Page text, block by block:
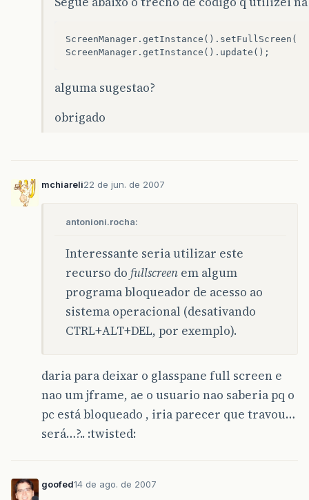
ScreenManager.getInstance().setFullScreen(
alguma sugestao?
obrigado
mchiareli22 de jun. de 2007
antonioni.rocha:
Interessante seria utilizar este
recurso do fullscreen em algum
programa bloqueador de acesso ao
sistema operacional (desativando
CTRL+ALT+DEL, por exemplo).
daria para deixar o glasspane full screen e
nao um jframe, ae o usuario nao saberia pq o
pc está bloqueado , iria parecer que travou…
será…?.. :twisted:
goofed14 de ago. de 2007